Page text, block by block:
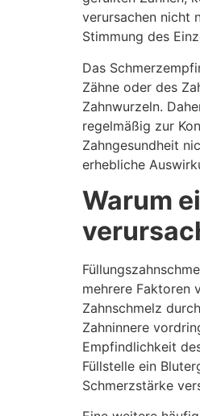
verursachen nicht
Stimmung des
Das
Zähne oder des
Zahnwurzeln.
regelmäßig zur
Zahngesundheit
erhebliche
Warum
mehrere Faktoren
Zahnschmelz
Zahninnere
Empfindlichkeit
Füllstelle ein
Schmerzstärke